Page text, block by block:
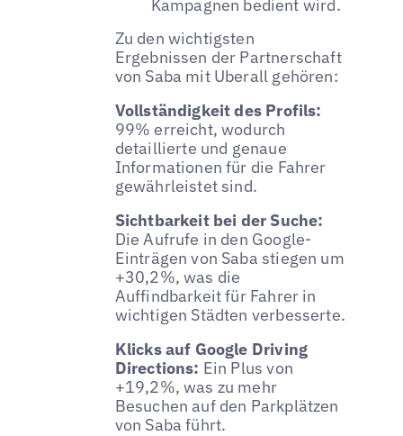
Kampagnen bedient wird.
Zu den wichtigsten
Ergebnissen der Partnerschaft
von Saba mit Uberall gehören:
Vollständigkeit des Profils:
99% erreicht, wodurch
detaillierte und genaue
Informationen für die Fahrer
gewährleistet sind.
Sichtbarkeit bei der Suche:
Die Aufrufe in den Google-
Einträgen von Saba stiegen um
+30,2%, was die
Auffindbarkeit für Fahrer in
wichtigen Städten verbesserte.
Klicks auf Google Driving
Directions: Ein Plus von
+19,2%, was zu mehr
Besuchen auf den Parkplätzen
von Saba führt.